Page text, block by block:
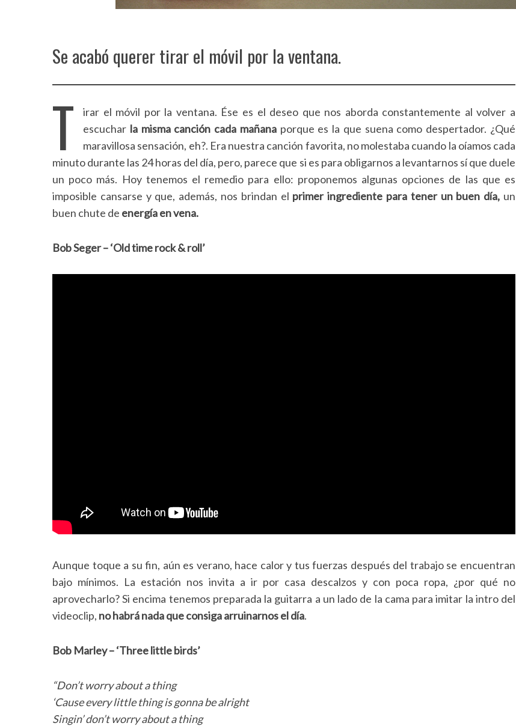
Se acabó querer tirar el móvil por la ventana.
T
irar el móvil por la ventana. Ése es el deseo que nos aborda constantemente al volver a
escuchar la misma canción cada mañana porque es la que suena como despertador. ¿Qué
maravillosa sensación, eh?. Era nuestra canción favorita, no molestaba cuando la oíamos cada
minuto durante las 24 horas del día, pero, parece que si es para obligarnos a levantarnos sí que duele
un poco más. Hoy tenemos el remedio para ello: proponemos algunas opciones de las que es
imposible cansarse y que, además, nos brindan el primer ingrediente para tener un buen día, un
buen chute de energía en vena.
Bob Seger – ‘Old time rock & roll’
Aunque toque a su fin, aún es verano, hace calor y tus fuerzas después del trabajo se encuentran
bajo mínimos. La estación nos invita a ir por casa descalzos y con poca ropa, ¿por qué no
aprovecharlo? Si encima tenemos preparada la guitarra a un lado de la cama para imitar la intro del
videoclip, no habrá nada que consiga arruinarnos el día.
Bob Marley – ‘Three little birds’
“Don’t worry about a thing
‘Cause every little thing is gonna be alright
Singin’ don’t worry about a thing
S
e
c
f
o
r
: